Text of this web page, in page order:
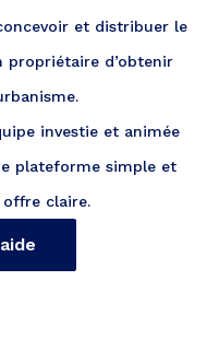
et distribuer le
propriétaire d’obtenir
investie et animée
plateforme simple et
claire.